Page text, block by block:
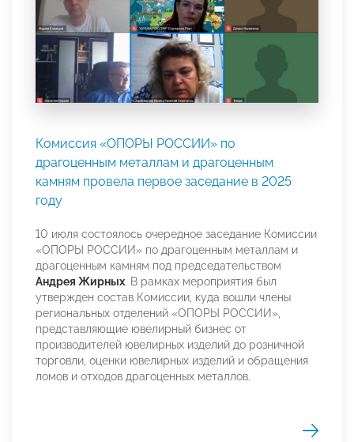
Комиссия «ОПОРЫ РОССИИ» по
драгоценным металлам и драгоценным
камням провела первое заседание в 2025
году
10 июля состоялось очередное заседание Комиссии
«ОПОРЫ РОССИИ» по драгоценным металлам и
драгоценным камням под председательством
Андрея Жирных. В рамках мероприятия был
утвержден состав Комиссии, куда вошли члены
региональных отделений «ОПОРЫ РОССИИ»,
представляющие ювелирный бизнес от
производителей ювелирных изделий до розничной
торговли, оценки ювелирных изделий и обращения
ломов и отходов драгоценных металлов.